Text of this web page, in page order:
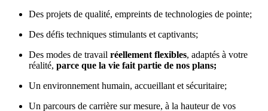
Des projets de qualité, empreints de technologies de pointe;
Des défis techniques stimulants et captivants;
Des modes de travail réellement flexibles, adaptés à votre
réalité, parce que la vie fait partie de nos plans;
Un environnement humain, accueillant et sécuritaire;
Un parcours de carrière sur mesure, à la hauteur de vos